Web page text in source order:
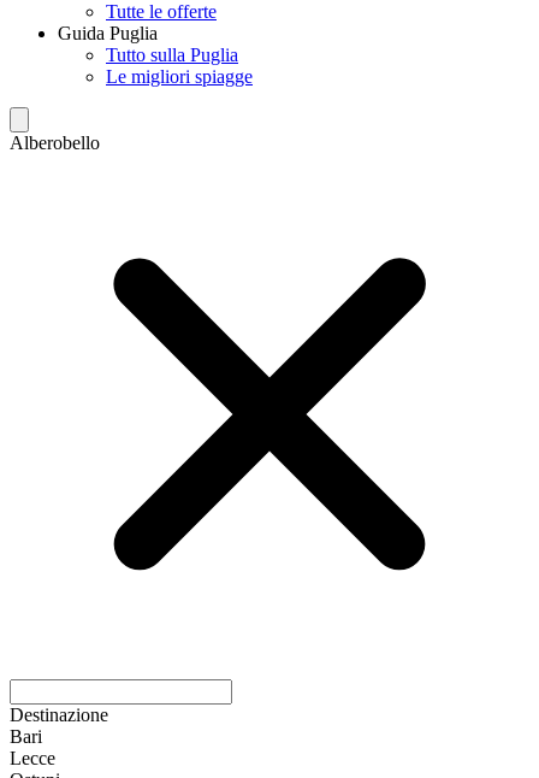
Tutte le offerte
Guida Puglia
Tutto sulla Puglia
Le migliori spiagge
Alberobello
Destinazione
Bari
Lecce